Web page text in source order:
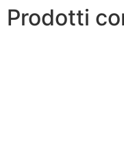
Prodotti